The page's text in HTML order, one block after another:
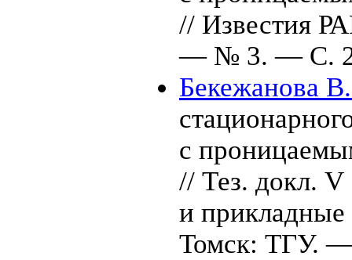
// Известия
— № 3. — С.
Бекежанова
с
// Тез. докл.
и
Томск: ТГУ.